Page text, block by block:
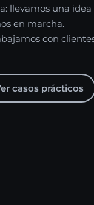
llevamos una idea
en marcha.
con
casos prácticos